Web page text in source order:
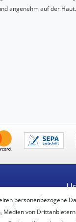
angenehm auf der Haut.
personenbezogene
Medien von